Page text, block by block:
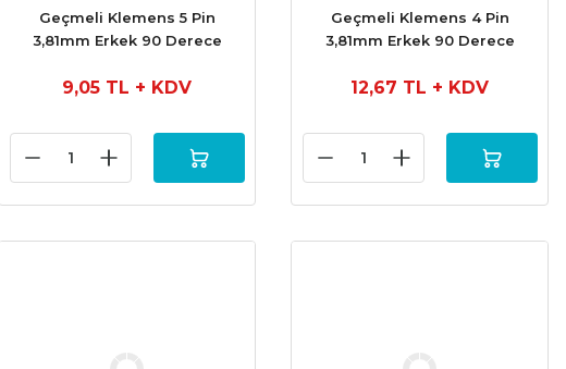
Geçmeli Klemens 5 Pin
3,81mm Erkek 90 Derece
9,05 TL + KDV
Geçmeli Klemens 4 Pin
3,81mm Erkek 90 Derece
12,67 TL + KDV